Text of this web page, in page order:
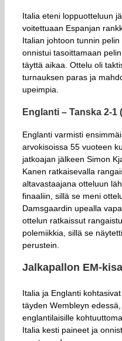
Italia eteni loppuotteluun
voitettuaan Espanjan
Italian johtoon tunnin
onnistui tasoittamaan
täyttä aikaa. Ottelu oli
turnauksen paras ja
upeimpia.
Englanti – Tanska 2-1
Englanti varmisti
arvokisoissa 55 vuoteen
jatkoajan jälkeen Simon
Kanen ratkaisevalla
altavastaajana otteluun
finaaliin, sillä se meni
Damsgaardin upealla
ottelun ratkaissut
polemiikkia, sillä se
perustein.
Jalkapallon EM-
Italia ja Englanti
täyden Wembleyn
englantilaisille
Italia kesti paineet ja